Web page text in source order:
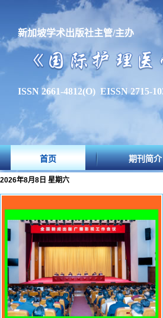
新加坡学术出版社主管/主办
ISSN 2661-4812(O) EISSN 2715-
首页 期刊简介
2026年8月8日 星期六